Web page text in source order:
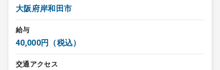
大阪府岸和田市
給与
40,000円（税込）
交通アクセス